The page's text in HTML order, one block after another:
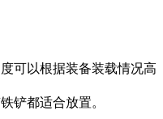
可以根据装备装载情况高
铲都适合放置。